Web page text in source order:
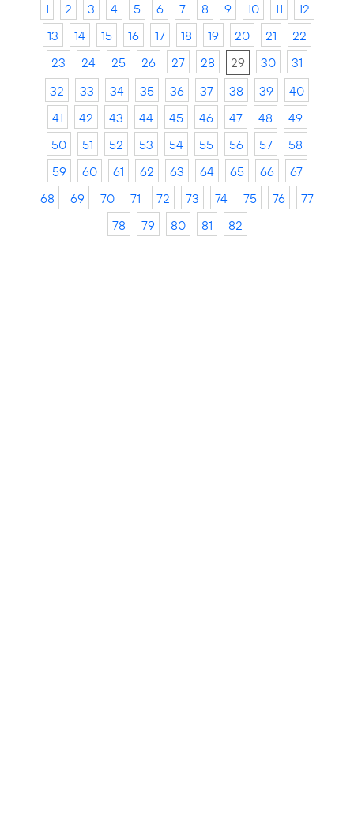
1 2 3 4 5 6 7 8 9 10 11
12
13
14 15 16 17 18 19 20 21
22
23
24 25 26 27 28 29 30
31
32
33 34 35 36 37 38 39
40
41
42 43 44 45 46 47 48
49
50
51 52 53 54 55 56 57
58
59
60 61 62 63 64 65 66
67
68
69 70 71 72 73 74 75 76
77
78
79 80 81 82